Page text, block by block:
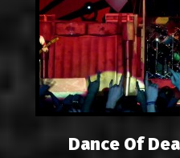
Dance Of